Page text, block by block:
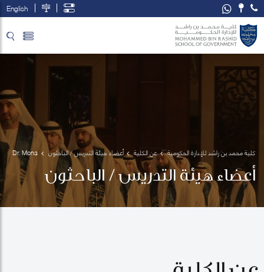
English
كلية محمد بن راشد للإدارة الحكومية عن الكلية أعضاء هيئة التدريس / الباحثون
Sholkamy
أعضاء هيئة التدريس / الباحثون